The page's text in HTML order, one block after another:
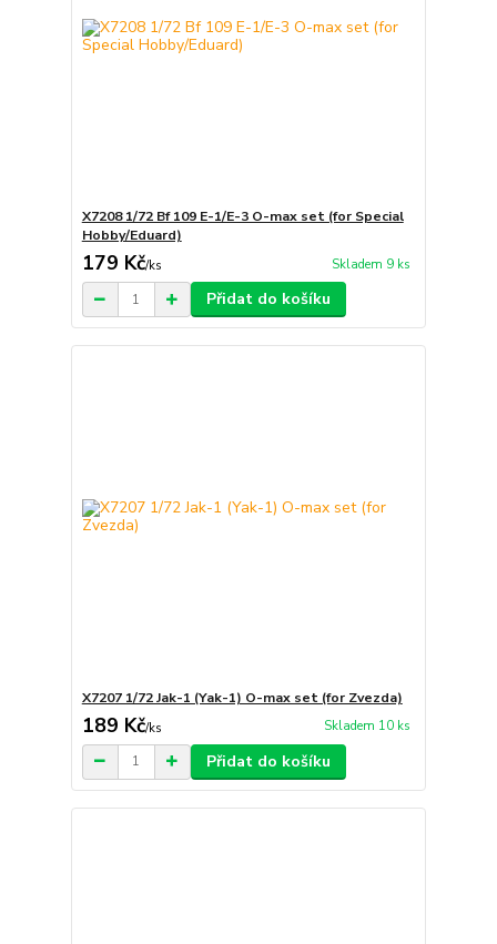
X7208 1/72 Bf 109 E-1/E-3 O-max set (for Special
Hobby/Eduard)
179 Kč/ks Skladem 9 ks
Přidat do košíku
X7207 1/72 Jak-1 (Yak-1) O-max set (for Zvezda)
189 Kč/ks Skladem 10 ks
Přidat do košíku